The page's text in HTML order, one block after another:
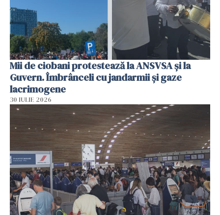
Mii de ciobani protestează la ANSVSA și la
Guvern. Îmbrânceli cu jandarmii și gaze
lacrimogene
30 IULIE 2026